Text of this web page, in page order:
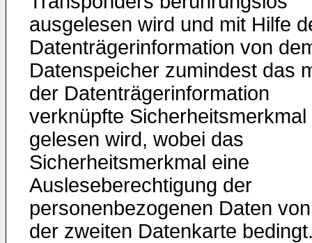
ausgelesen wird und mit Hilfe
Datenträgerinformation von
Datenspeicher zumindest das
der Datenträgerinformation
verknüpfte Sicherheitsmerkmal
gelesen wird, wobei das
Sicherheitsmerkmal eine
Ausleseberechtigung der
personenbezogenen Daten von
der zweiten Datenkarte